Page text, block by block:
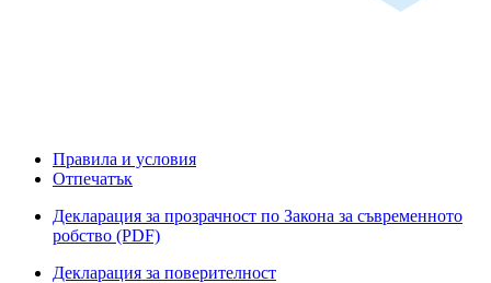
Правила и условия
Отпечатък
Декларация за прозрачност по Закона за съвременното
робство (PDF)
Декларация за поверителност